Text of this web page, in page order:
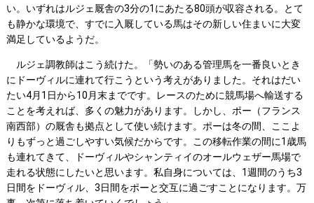
い。いずれはルジェ厩舎の3分の1にあたる80頭が収容される。とて
も静かな環境で、すでに入厩している馬はその新しい住まいに大変
満足しているようだ。
ルジェ調教師はこう続けた。「勢いのある管理馬を一番良いとき
にドーヴィルに連れて行こうという考えがありました。それはだい
たい4月1日から10月末までです。レースのために競馬場へ輸送する
ことを考えれば、多くの魅力があります。しかし、ポー（フランス
南西部）の厩舎も拠点として使い続けます。ポーは冬の間、ここよ
りもずっと過ごしやすい気候だからです。この移転作業の間に1歳馬
も連れてきて、ドーヴィルやシャンティイのオールウェザー馬場で
走れる状態にしたいと思います。私自身については、1週間のうち3
日間をドーヴィル、3日間をポーと交互に過ごすことになります。万